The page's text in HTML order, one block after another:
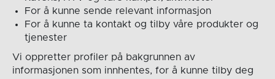
For å kunne sende relevant informasjon
For å kunne ta kontakt og tilby våre produkter og
tjenester
Vi oppretter profiler på bakgrunnen av
informasjonen som innhentes, for å kunne tilby deg